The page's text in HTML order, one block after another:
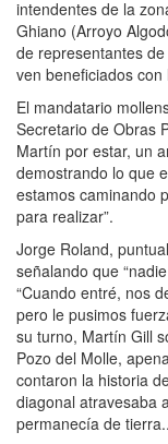
intendentes de la
Ghiano (Arroyo
de representantes
ven beneficiados
El mandatario
Secretario de Obras
Martín por estar, un
demostrando lo que
estamos caminando
para realizar”.
Jorge Roland,
señalando que
“Cuando entré, nos
pero le pusimos
su turno, Martín Gill
Pozo del Molle,
contaron la historia
diagonal atravesaba
permanecía de